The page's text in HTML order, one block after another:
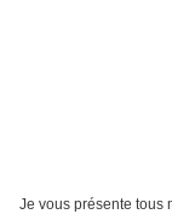
Je vous présente tous